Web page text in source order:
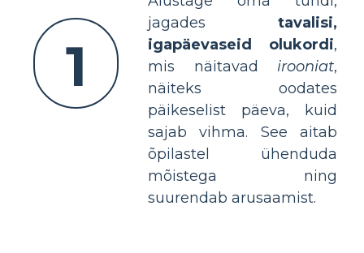
1
jagades tavalisi,
igapäevaseid olukordi,
mis näitavad irooniat,
näiteks oodates
päikeselist päeva, kuid
sajab vihma. See aitab
õpilastel ühenduda
mõistega ning
suurendab arusaamist.